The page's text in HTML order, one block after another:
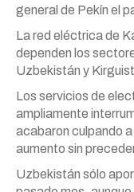
general de Pekín el
La red eléctrica de
dependen los
Uzbekistán y
Los servicios de
ampliamente
acabaron culpando
aumento sin
Uzbekistán sólo